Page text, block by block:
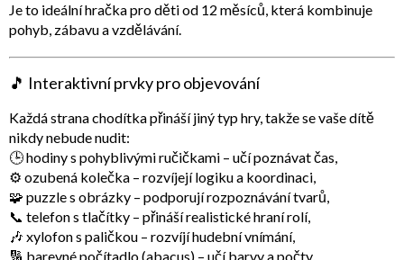
Je to ideální hračka pro děti od 12 měsíců, která kombinuje
pohyb, zábavu a vzdělávání.
🎵 Interaktivní prvky pro objevování
Každá strana chodítka přináší jiný typ hry, takže se vaše dítě
nikdy nebude nudit:
🕒hodiny s pohyblivými ručičkami – učí poznávat čas,
⚙️ ozubená kolečka – rozvíjejí logiku a koordinaci,
🧩 puzzle s obrázky – podporují rozpoznávání tvarů,
📞 telefon s tlačítky – přináší realistické hraní rolí,
🎶 xylofon s paličkou – rozvíjí hudební vnímání,
🔢 barevné počítadlo (abacus) – učí barvy a počty,